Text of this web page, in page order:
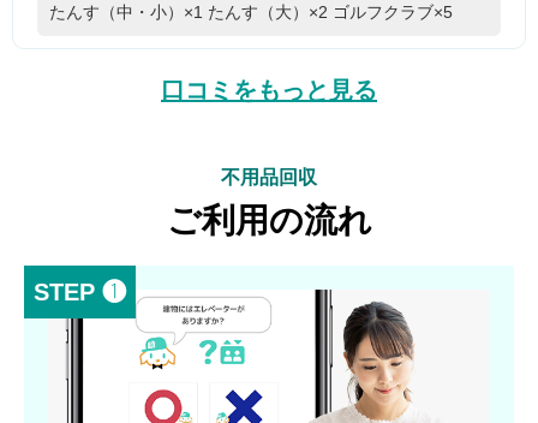
たんす（中・小）×1 たんす（大）×2 ゴルフクラブ×5
口コミをもっと見る
不用品回収
ご利用の流れ
STEP ❶